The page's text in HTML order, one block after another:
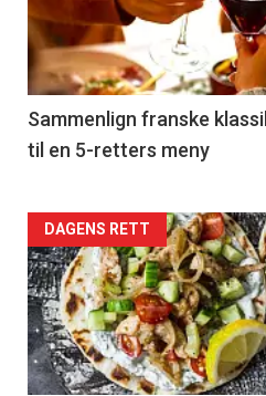
nå
-
5
Sammenlign franske
til en 5-retters meny
Forsiden
akkurat
nå
-
DAGENS RETT